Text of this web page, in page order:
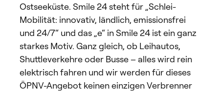
Ostseeküste. Smile 24 steht für „Schlei-
Mobilität: innovativ, ländlich, emissionsfrei
und 24/7“ und das „e“ in Smile 24 ist ein ganz
starkes Motiv. Ganz gleich, ob Leihautos,
Shuttleverkehre oder Busse – alles wird rein
elektrisch fahren und wir werden für dieses
ÖPNV-Angebot keinen einzigen Verbrenner